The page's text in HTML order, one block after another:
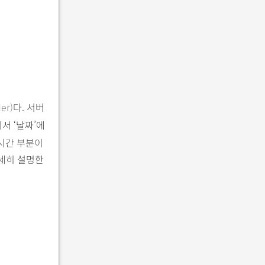
다. 서버
‘날짜’에
간 부분이
히 설명한